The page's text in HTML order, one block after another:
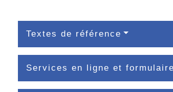
Textes de référence
Services en ligne et